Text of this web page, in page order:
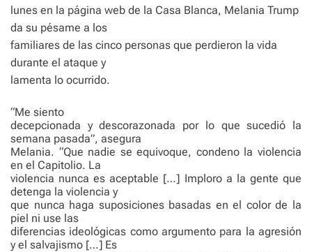
lunes en la página web de la Casa Blanca, Melania Trump
da su pésame a los
familiares de las cinco personas que perdieron la vida
durante el ataque y
lamenta lo ocurrido.
“Me siento
decepcionada y descorazonada por lo que sucedió la
semana pasada”, asegura
Melania. “Que nadie se equivoque, condeno la violencia
en el Capitolio. La
violencia nunca es aceptable […] Imploro a la gente que
detenga la violencia y
que nunca haga suposiciones basadas en el color de la
piel ni use las
diferencias ideológicas como argumento para la agresión
y el salvajismo […] Es